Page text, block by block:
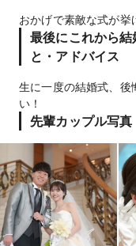
おかげで素敵な式が挙
最後にこれから
と・アドバイス
生に一度の結婚式、後
い！
先輩カップル写真